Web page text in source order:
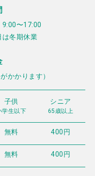
〜17:00
冬期休業
かかります）
子供
学生以下
シニア
65歳以上
無料 400円
無料 400円